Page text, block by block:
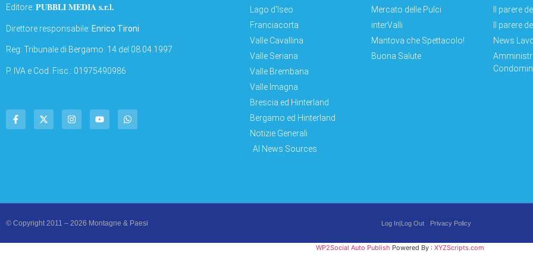
Editore: PUBBLI MEDIA s.r.l.
Direttore responsabile: Enrico Tironi
Reg: Tribunale di Bergamo: 14 del 08.04.1997
P. IVA e Cod. Fisc.: 01975490986
Lago d'Iseo
Franciacorta
Valle Cavallina
Valle Seriana
Valle Brembana
Valle Imagna
Brescia ed Hinterland
Bergamo ed Hinterland
Notizie Generali
AI News Sources
Mercato delle Pulci
interValli
Mantova che Spettacolo!
Buona Salute
Il parere
Il parere
News
© Copyright 2011 – 2026 Montagne & Paesi Log In|Log Out Privacy Policy
WP2Social Auto Publish Powered By : XYZScripts.com